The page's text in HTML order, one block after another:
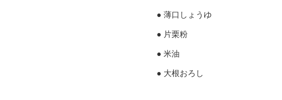
● 薄口しょうゆ
● 片栗粉
● 米油
● 大根おろし